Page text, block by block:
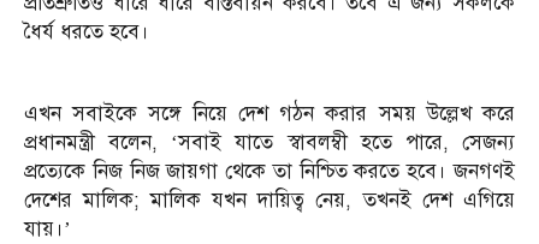
ধৈর্য ধরতে হবে।
এখন সবাইকে সঙ্গে নিয়ে দেশ গঠন করার সময় উল্লেখ করে
প্রধানমন্ত্রী বলেন, ‘সবাই যাতে স্বাবলম্বী হতে পারে, সেজন্য
প্রত্যেকে নিজ নিজ জায়গা থেকে তা নিশ্চিত করতে হবে। জনগণই
দেশের মালিক; মালিক যখন দায়িত্ব নেয়, তখনই দেশ এগিয়ে
যায়।’